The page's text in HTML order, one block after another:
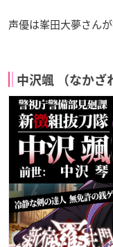
声優は峯田大夢さんが
中沢颯 （なかざ